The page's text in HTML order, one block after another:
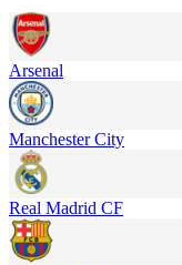
Arsenal
Manchester City
Real Madrid CF